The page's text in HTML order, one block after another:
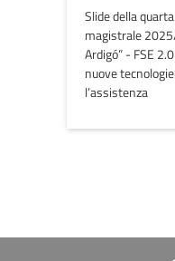
Slide della
magistrale
Ardigó” - FSE
nuove
l’assistenza